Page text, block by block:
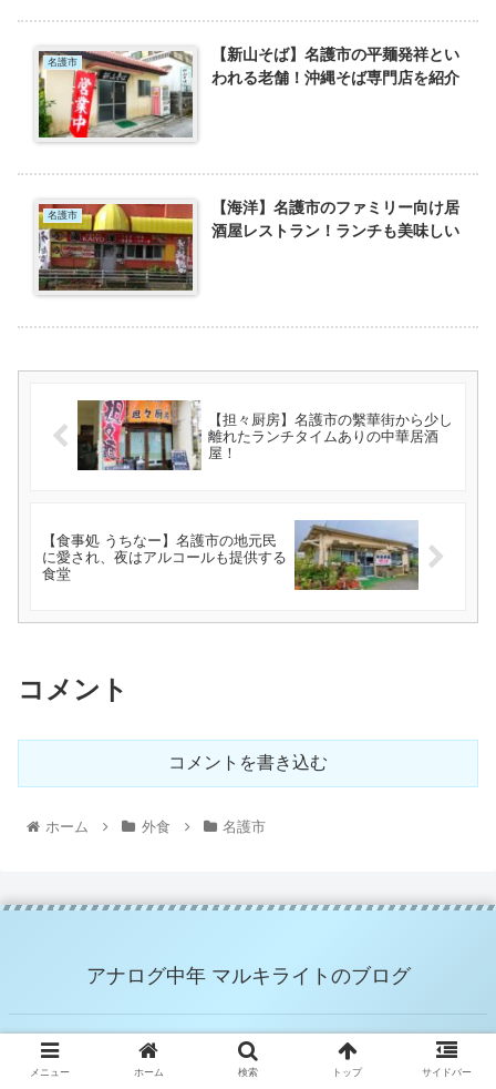
名護市
【新山そば】名護市の平麺発祥とい
われる老舗！沖縄そば専門店を紹介
名護市
【海洋】名護市のファミリー向け居
酒屋レストラン！ランチも美味しい
【担々厨房】名護市の繫華街から少し
離れたランチタイムありの中華居酒
屋！
【食事処 うちなー】名護市の地元民
に愛され、夜はアルコールも提供する
食堂
コメント
コメントを書き込む
ホーム 外食 名護市
アナログ中年 マルキライトのブログ
© 2021 アナログ中年 マルキライトのブログ.
メニュー ホーム 検索 トップ サイドバー